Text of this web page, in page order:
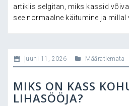
artiklis selgitan, miks kassid
see normaalne käitumine ja millal
juuni 11, 2026 Määratlemata
MIKS ON KASS
LIHASÖÖJA?